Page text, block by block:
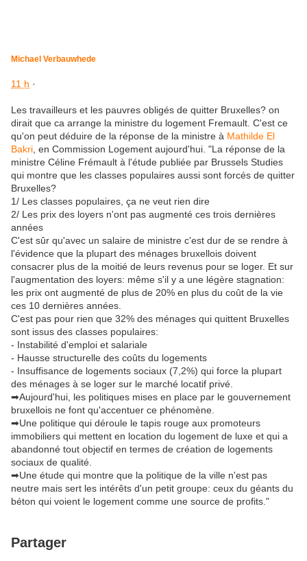
Michael Verbauwhede
11 h ·
Les travailleurs et les pauvres obligés de quitter Bruxelles? on
dirait que ca arrange la ministre du logement Fremault. C'est ce
qu'on peut déduire de la réponse de la ministre à Mathilde El
Bakri , en Commission Logement aujourd'hui. "La réponse de la
ministre Céline Frémault à l'étude publiée par Brussels Studies
qui montre que les classes populaires aussi sont forcés de quitter
Bruxelles?
1/ Les classes populaires, ça ne veut rien dire
2/ Les prix des loyers n'ont pas augmenté ces trois dernières
années
C'est sûr qu'avec un salaire de ministre c'est dur de se rendre à
l'évidence que la plupart des ménages bruxellois doivent
consacrer plus de la moitié de leurs revenus pour se loger. Et sur
l'augmentation des loyers: même s'il y a une légère stagnation:
les prix ont augmenté de plus de 20% en plus du coût de la vie
ces 10 dernières années.
C'est pas pour rien que 32% des ménages qui quittent Bruxelles
sont issus des classes populaires:
- Instabilité d'emploi et salariale
- Hausse structurelle des coûts du logements
- Insuffisance de logements sociaux (7,2%) qui force la plupart
des ménages à se loger sur le marché locatif privé.
➡Aujourd'hui, les politiques mises en place par le gouvernement
bruxellois ne font qu'accentuer ce phénomène.
➡Une politique qui déroule le tapis rouge aux promoteurs
immobiliers qui mettent en location du logement de luxe et qui a
abandonné tout objectif en termes de création de logements
sociaux de qualité.
➡Une étude qui montre que la politique de la ville n'est pas
neutre mais sert les intérêts d'un petit groupe: ceux du géants du
béton qui voient le logement comme une source de profits."
Partager